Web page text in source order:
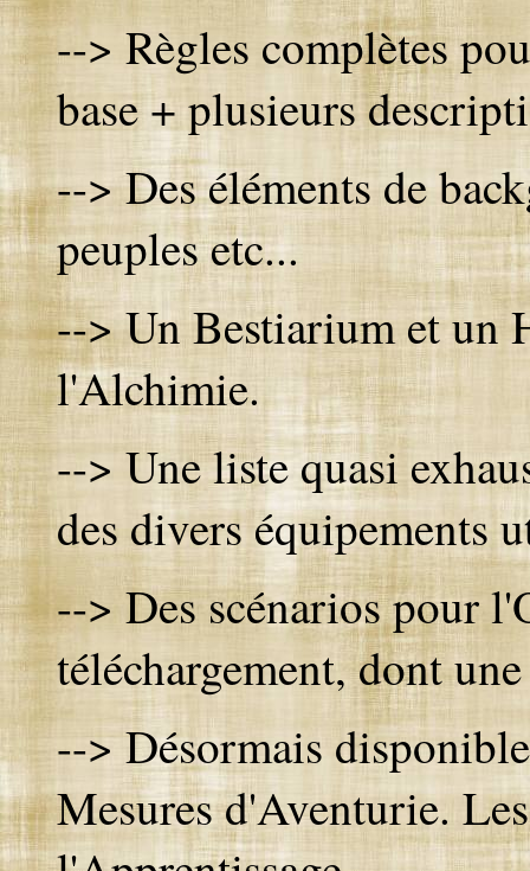
--> Règles complètes
base + plusieurs
--> Des éléments de
peuples etc...
--> Un Bestiarium et un
l'Alchimie.
--> Une liste quasi
des divers équipements
--> Des scénarios pour
téléchargement, dont
-->Désormais
Mesures d'Aventurie.